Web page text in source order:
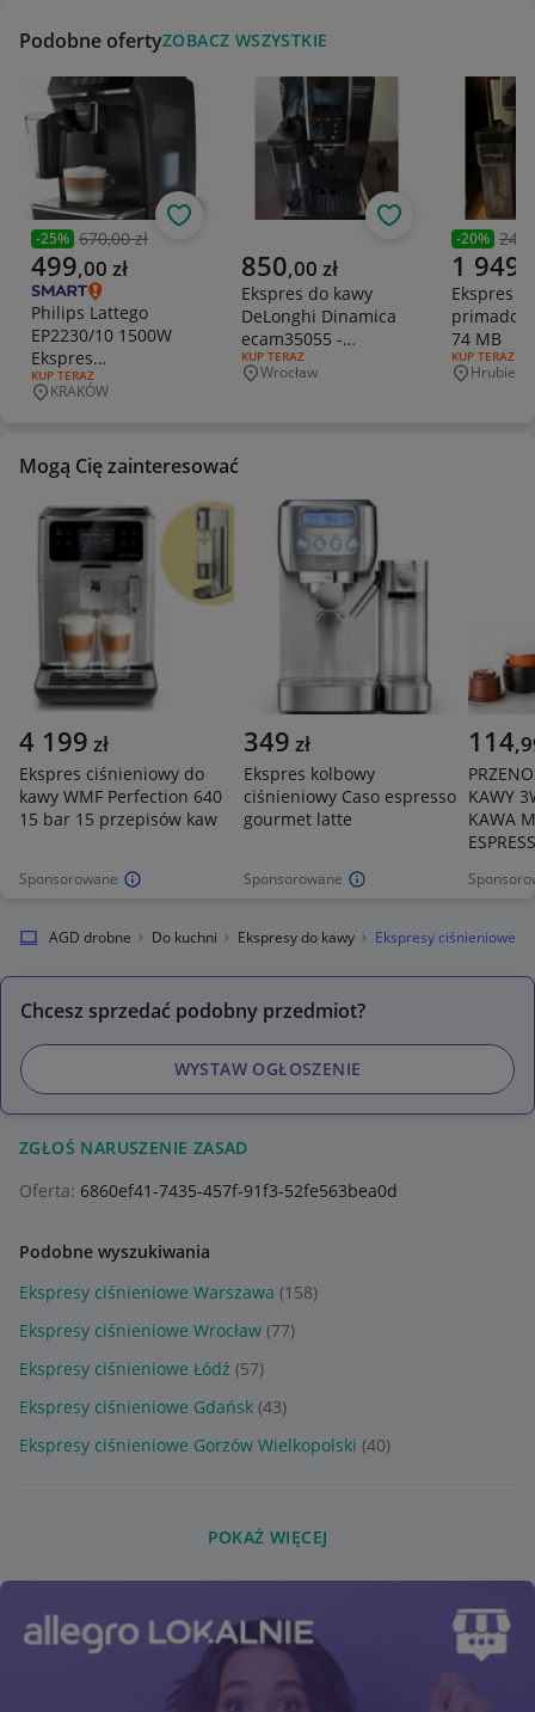
Podobne ofertyZOBACZ WSZYSTKIE
Poprzednia cena
-25% 670,00 zł
Aktualna cena
499,00 zł
Philips Lattego
EP2230/10 1500W
Ekspres
Automatyczny.
RODZAJ OFERTY:
KUP TERAZ
Miejscowość
KRAKÓW
Obserwuj
Aktualna cena
850,00 zł
Ekspres do kawy
DeLonghi Dinamica
ecam35055 -
gwarancja
RODZAJ OFERTY:
KUP TERAZ
Miejscowość
Wrocław
Obserwuj
-20%
Aktualna
1 949
Ekspres
74 MB
RODZAJ
KUP TERAZ
Mogą Cię zainteresować
Sponsorowane
4 199 zł
Ekspres ciśnieniowy do
kawy WMF Perfection 640
15 bar 15 przepisów kaw
Sponsorowane
349 zł
Ekspres kolbowy
ciśnieniowy Caso espresso
gourmet latte
114,
KAWY
KAWA
AGD drobne Do kuchni Ekspresy do kawy Ekspresy ciśnieniowe
Chcesz sprzedać podobny przedmiot?
WYSTAW OGŁOSZENIE
ZGŁOŚ NARUSZENIE ZASAD
Oferta: 6860ef41-7435-457f-91f3-52fe563bea0d
Podobne wyszukiwania
Ekspresy ciśnieniowe Warszawa (158)
Ekspresy ciśnieniowe Wrocław (77)
Ekspresy ciśnieniowe Łódź (57)
Ekspresy ciśnieniowe Gdańsk (43)
Ekspresy ciśnieniowe Gorzów Wielkopolski (40)
POKAŻ WIĘCEJ